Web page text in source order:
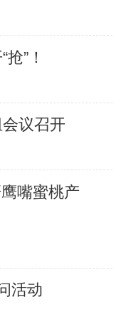
”！
议召开
嘴蜜桃产
活动